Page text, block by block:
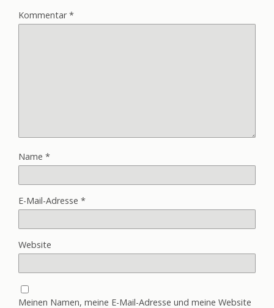
Kommentar*
Name *
E-Mail-Adresse *
Website
Meinen Namen, meine E-Mail-Adresse und meine Website